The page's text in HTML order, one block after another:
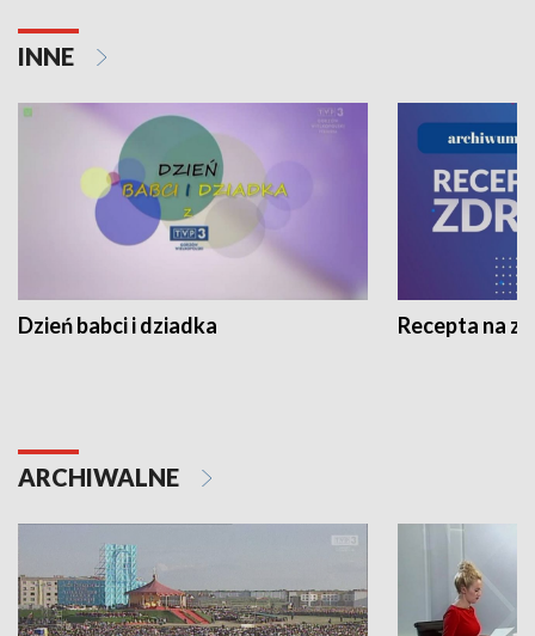
INNE
Dzień babci i dziadka Recepta na
ARCHIWALNE